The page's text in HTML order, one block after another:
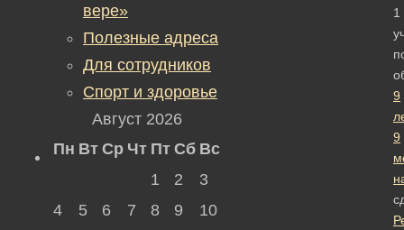
1
9
9
вере»
Полезные адреса
Для сотрудников
Спорт и здоровье
Август 2026
Пн Вт Ср Чт Пт Сб Вс
1
2
3
4
5 6 7 8 9
10